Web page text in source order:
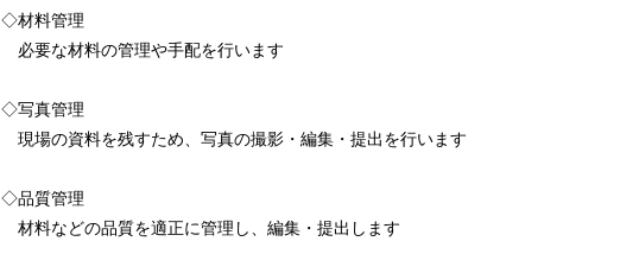
◇材料管理
必要な材料の管理や手配を行います
◇写真管理
現場の資料を残すため、写真の撮影・編集・提出を行います
◇品質管理
材料などの品質を適正に管理し、編集・提出します